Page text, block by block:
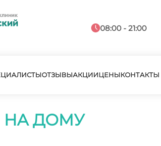
08:00 - 21:00
ОТЗЫВЫАКЦИИЦЕНЫКОНТАКТЫ
НА ДОМУ